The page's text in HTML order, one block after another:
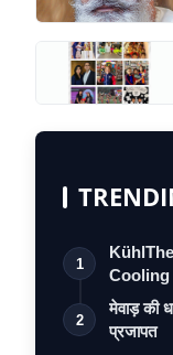
1
Cooling
2
मेवाड़ की
प्रजापत